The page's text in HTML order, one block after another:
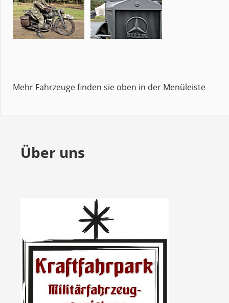
Mehr Fahrzeuge finden sie oben in der Menüleiste
Über uns